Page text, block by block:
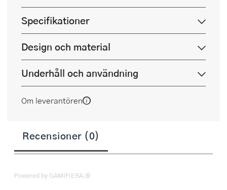
Specifikationer
Design och material
Underhåll och användning
Om leverantören
Recensioner (0)
Powered by GAMIFIERA.®